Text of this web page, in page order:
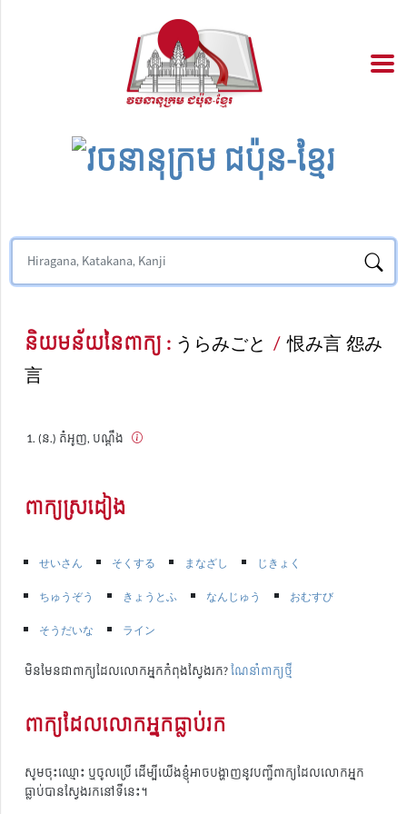
និយមន័យនៃពាក្យ : うらみごと / 恨み言 怨み
言
(ន.) តំអូញ, បណ្តឹង
ពាក្យស្រដៀង
せいさん そくする まなざし
じきょく
ちゅうぞう
きょうとふ なんじゅう
おむすび
そうだいな
ライン
មិនមែនជាពាក្យដែលលោកអ្នកកំពុងស្វែងរក?ណែនាំពាក្យថ្មី
ពាក្យដែលលោកអ្នកធ្លាប់រក
សូមចុះឈ្មោះ ឬចូលប្រើ ដើម្បីយើងខ្ញុំអាចបង្ហាញនូវបញ្ជីពាក្យដែលលោកអ្នក
ធ្លាប់បានស្វែងរកនៅទីនេះ។